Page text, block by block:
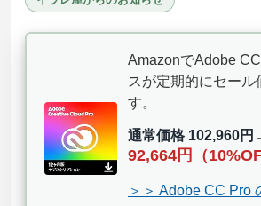
AmazonでAdobe
スが定期的にセール
す。
通常価格 102,960円
92,664円（
＞＞ Adobe CC Pro